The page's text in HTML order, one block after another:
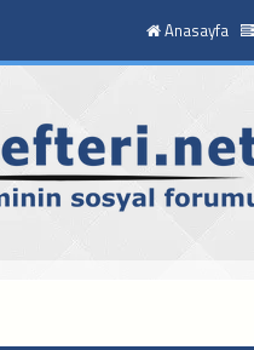
Anasayfa